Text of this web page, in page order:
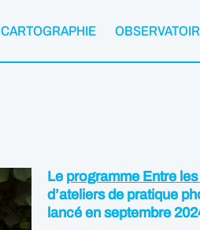
CARTOGRAPHIE
Le programme Entre
d’ateliers de pratique
lancé en septembre